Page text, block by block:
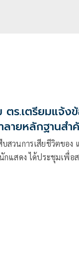
ตร.เตรียมแจ้ง
ลายหลักฐานส
สวนการเสียชีวิตของ
กแสดง ได้ประชุมเพื่อ